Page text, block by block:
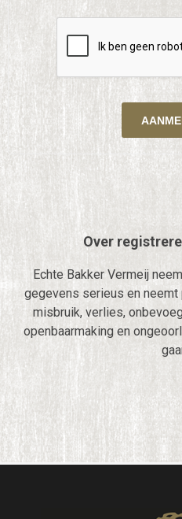
Over
Echte Bakker Vermeij
gegevens serieus en
misbruik, verlies,
openbaarmaking en